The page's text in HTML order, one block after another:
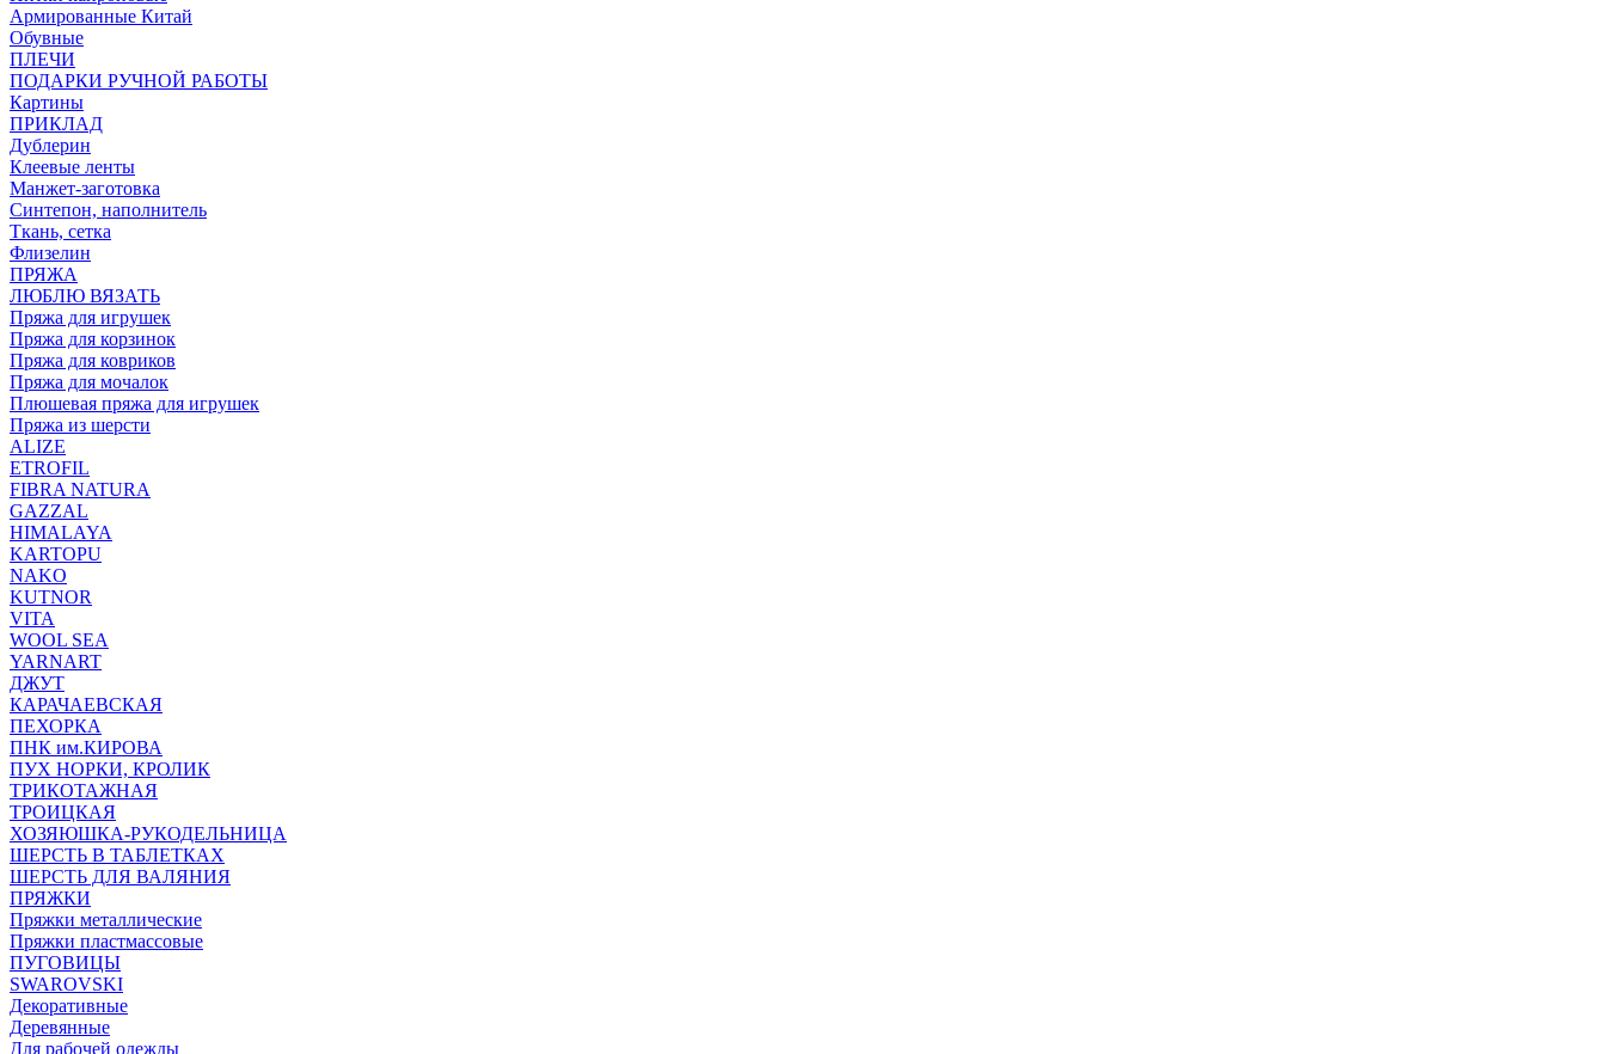
Армированные Китай
Обувные
ПЛЕЧИ
ПОДАРКИ РУЧНОЙ РАБОТЫ
Картины
ПРИКЛАД
Дублерин
Клеевые ленты
Манжет-заготовка
Синтепон, наполнитель
Ткань, сетка
Флизелин
ПРЯЖА
ЛЮБЛЮ ВЯЗАТЬ
Пряжа для игрушек
Пряжа для корзинок
Пряжа для ковриков
Пряжа для мочалок
Плюшевая пряжа для игрушек
Пряжа из шерсти
ALIZE
ETROFIL
FIBRA NATURA
GAZZAL
HIMALAYA
KARTOPU
NAKO
KUTNOR
VITA
WOOL SEA
YARNART
ДЖУТ
КАРАЧАЕВСКАЯ
ПЕХОРКА
ПНК им.КИРОВА
ПУХ НОРКИ, КРОЛИК
ТРИКОТАЖНАЯ
ТРОИЦКАЯ
ХОЗЯЮШКА-РУКОДЕЛЬНИЦА
ШЕРСТЬ В ТАБЛЕТКАХ
ШЕРСТЬ ДЛЯ ВАЛЯНИЯ
ПРЯЖКИ
Пряжки металлические
Пряжки пластмассовые
ПУГОВИЦЫ
SWAROVSKI
Декоративные
Деревянные
Для рабочей одежды